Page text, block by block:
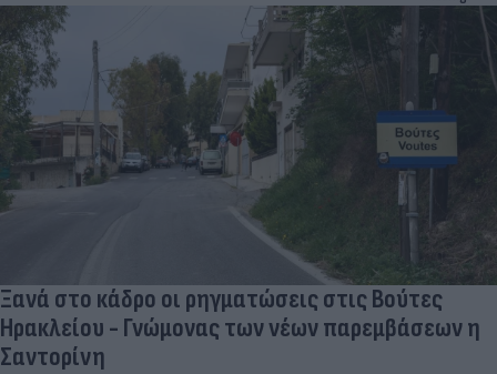
Ξανά στο κάδρο οι ρηγματώσεις στις Βούτες
Ηρακλείου - Γνώμονας των νέων παρεμβάσεων η
Σαντορίνη